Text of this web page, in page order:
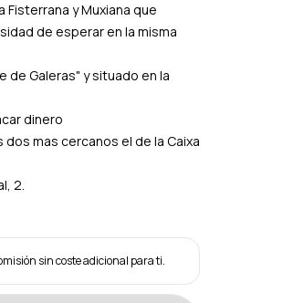
y Muxiana que
de esperar en la misma
Galeras" y situado en la
dinero
mas cercanos el de la Caixa
2.
sin coste adicional para ti.